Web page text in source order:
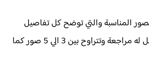
المناسبة والتي توضح كل تفاصيل
الهاتف الذي تود عمل له مراجعة وتتراوح بين 3 الي 5 صور كما